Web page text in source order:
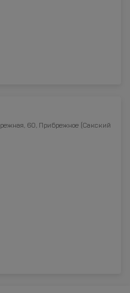
60, Прибрежное (Сакский